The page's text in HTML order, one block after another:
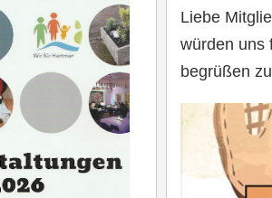
Liebe
würden uns
begrüßen